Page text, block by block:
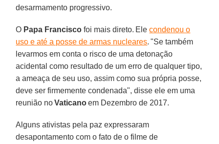
desarmamento progressivo.
O Papa Francisco foi mais direto. Elecondenou o
uso e até a posse de armas nucleares. "Se também
levarmos em conta o risco de uma detonação
acidental como resultado de um erro de qualquer tipo,
a ameaça de seu uso, assim como sua própria posse,
deve ser firmemente condenada", disse ele em uma
reunião noVaticanoem Dezembro de 2017.
Alguns ativistas pela paz expressaram
desapontamento com o fato de o filme de